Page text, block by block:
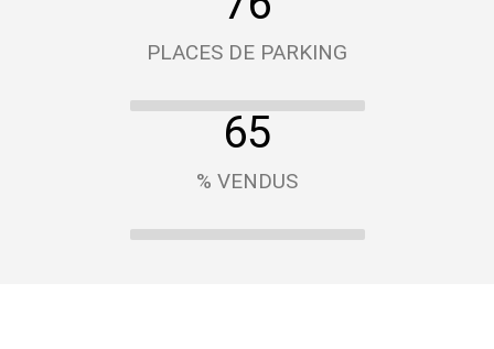
PLACES DE PARKING
% VENDUS
65